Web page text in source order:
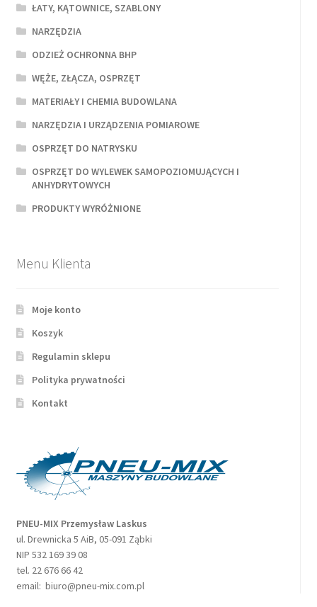
ŁATY, KĄTOWNICE, SZABLONY
NARZĘDZIA
ODZIEŻ OCHRONNA BHP
WĘŻE, ZŁĄCZA, OSPRZĘT
MATERIAŁY I CHEMIA BUDOWLANA
NARZĘDZIA I URZĄDZENIA POMIAROWE
OSPRZĘT DO NATRYSKU
OSPRZĘT DO WYLEWEK SAMOPOZIOMUJĄCYCH I
ANHYDRYTOWYCH
PRODUKTY WYRÓŻNIONE
Menu Klienta
Moje konto
Koszyk
Regulamin sklepu
Polityka prywatności
Kontakt
PNEU-MIX Przemysław Laskus
ul. Drewnicka 5 AiB, 05-091 Ząbki
NIP 532 169 39 08
tel. 22 676 66 42
email: biuro@pneu-mix.com.pl